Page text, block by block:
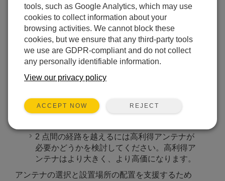
アンテナの選択は複数の基準によって決まりま
す。
特定のステーションが通信する必要があるス
テーションの数を考慮してください。 1 つの
リピーターまたはベース ステーションとの
み通信するリモート ステーションの場合、
指向性アンテナまたは八木アンテナが適切な
に、さまざまな場所からデータを受信するリ
ピーター ステーションでは、全方向性アン
2 点間の経路を越えるには高利得アンテナが
必要かどうかを検討してください。高利得ア
ンテナはより大きく、より高価になります。
アンテナの選択と設置場所の配置を支援するため
tools, such as Google Analytics, which may use
cookies to collect information about your
browsing activities. We cannot block these
cookies, but we ensure that any third-party tools
we use are GDPR-compliant and do not collect
any personally identifiable information.
View our privacy policy
ACCEPT NOW REJECT